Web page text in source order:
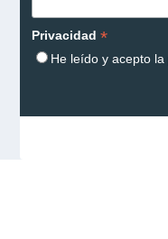
Privacidad *
He leído y acepto la